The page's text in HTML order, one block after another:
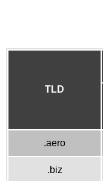
TLD
.aero
.biz